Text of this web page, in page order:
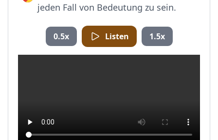
jeden Fall von Bedeutung zu sein.
0.5x Listen 1.5x